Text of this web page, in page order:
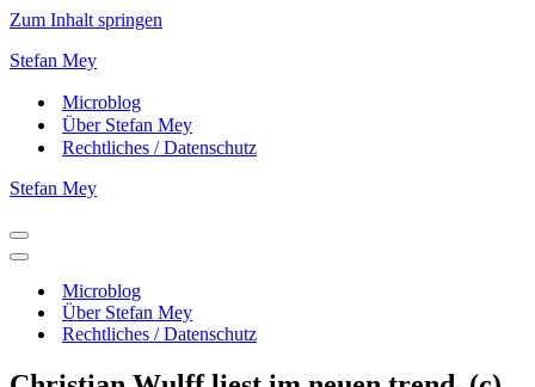
Zum Inhalt springen
Stefan Mey
Microblog
Über Stefan Mey
Rechtliches / Datenschutz
Stefan Mey
Navigationsmenü
Navigationsmenü
Microblog
Über Stefan Mey
Rechtliches / Datenschutz